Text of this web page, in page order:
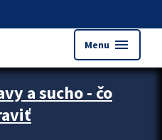
Menu menu
a sucho - čo